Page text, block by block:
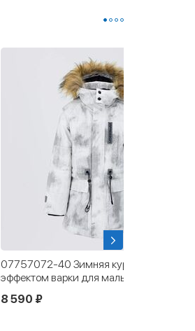
07757072-40 Зимняя куртка-парка с
эффектом варки для мальчика
8 590 ₽